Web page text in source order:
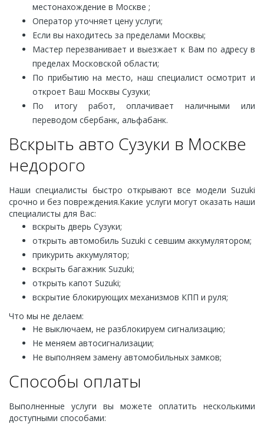
местонахождение в Москве ;
Оператор уточняет цену услуги;
Если вы находитесь за пределами Москвы;
Мастер перезванивает и выезжает к Вам по адресу в
пределах Московской области;
По прибытию на место, наш специалист осмотрит и
откроет Ваш Москвы Сузуки;
По итогу работ, оплачивает наличными или
переводом сбербанк, альфабанк.
Вскрыть авто Сузуки в Москве
недорого
Наши специалисты быстро открывают все модели Suzuki
срочно и без повреждения.Какие услуги могут оказать наши
специалисты для Вас:
вскрыть дверь Сузуки;
открыть автомобиль Suzuki с севшим аккумулятором;
прикурить аккумулятор;
вскрыть багажник Suzuki;
открыть капот Suzuki;
вскрытие блокирующих механизмов КПП и руля;
Что мы не делаем:
Не выключаем, не разблокируем сигнализацию;
Не меняем автосигнализации;
Не выполняем замену автомобильных замков;
Способы оплаты
Выполненные услуги вы можете оплатить несколькими
доступными способами: